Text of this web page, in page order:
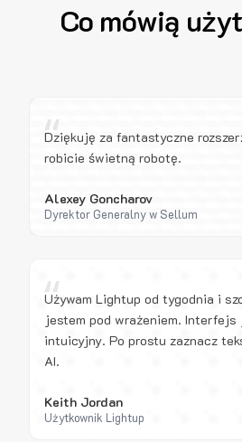
Co mówią
“
Dziękuję za fantastyczne
robicie świetną robotę.
Alexey Goncharov
Dyrektor Generalny w Sellum
“
Używam Lightup od tygodnia i
jestem pod wrażeniem.
intuicyjny. Po prostu zaznacz
AI.
Keith Jordan
Użytkownik Lightup